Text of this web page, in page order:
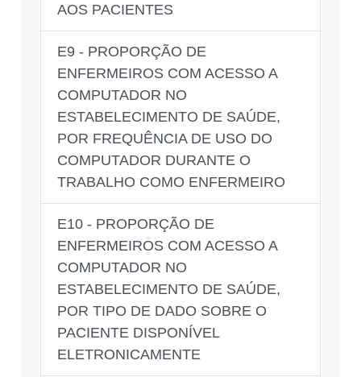
AOS PACIENTES
E9 - PROPORÇÃO DE
ENFERMEIROS COM ACESSO A
COMPUTADOR NO
ESTABELECIMENTO DE SAÚDE,
POR FREQUÊNCIA DE USO DO
COMPUTADOR DURANTE O
TRABALHO COMO ENFERMEIRO
E10 - PROPORÇÃO DE
ENFERMEIROS COM ACESSO A
COMPUTADOR NO
ESTABELECIMENTO DE SAÚDE,
POR TIPO DE DADO SOBRE O
PACIENTE DISPONÍVEL
ELETRONICAMENTE